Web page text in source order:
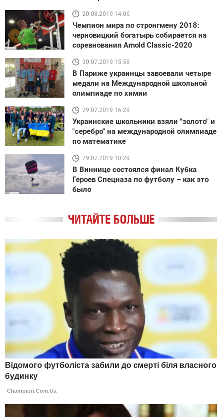
20.08.2019 14:06
Чемпион мира по стронгмену 2018:
черновицкий богатырь собирается на
соревнования Arnold Classic-2020
30.07.2019 15:58
В Париже украинцы завоевали четыре
медали на Международной школьной
олимпиаде по химии
29.07.2019 16:29
Украинские школьники взяли "золото" и
"серебро" на международной олимпиаде
по математике
29.07.2019 10:29
В Виннице состоялся финал Кубка
Героев Спецназа по футболу – как это
было
ЧИТАЙТЕ БОЛЬШЕ